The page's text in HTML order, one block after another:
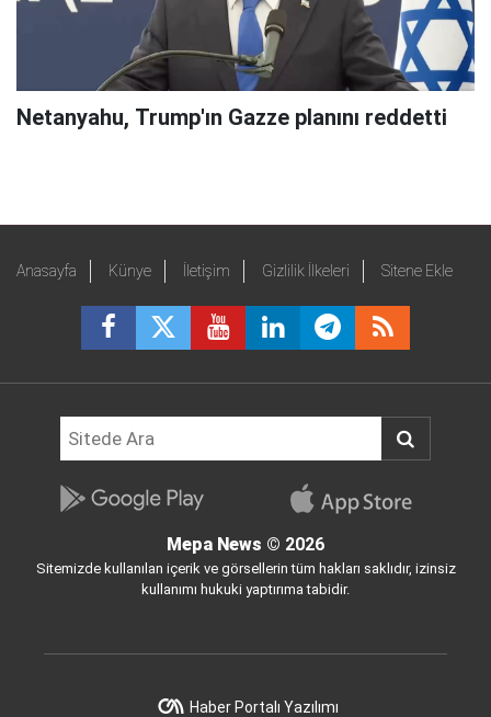
Netanyahu, Trump'ın Gazze planını reddetti
Anasayfa Künye İletişim Gizlilik İlkeleri Sitene Ekle
Mepa News © 2026
Sitemizde kullanılan içerik ve görsellerin tüm hakları saklıdır, izinsiz
kullanımı hukuki yaptırıma tabidir.
Haber Portalı Yazılımı